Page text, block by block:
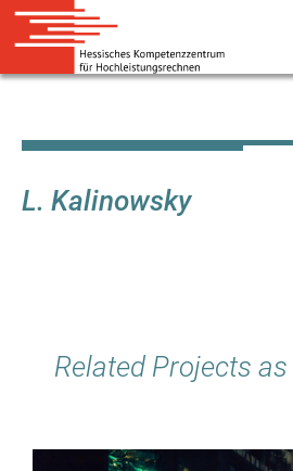
Inhalt
L. Kalinowsky
Related Projects